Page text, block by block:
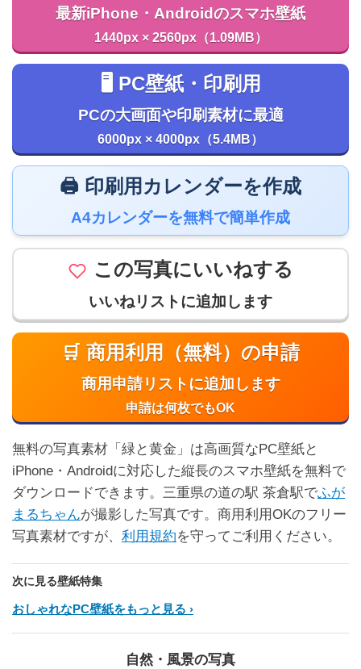
最新iPhone・Androidのスマホ壁紙
1440px × 2560px（1.09MB）
🖥️ PC壁紙・印刷用
PCの大画面や印刷素材に最適
6000px × 4000px（5.4MB）
🖨️ 印刷用カレンダーを作成
A4カレンダーを無料で簡単作成
この写真にいいねする
いいねリストに追加します
🛒 商用利用（無料）の申請
商用申請リストに追加します
申請は何枚でもOK
無料の写真素材「緑と黄金」は高画質なPC壁紙と
iPhone・Androidに対応した縦長のスマホ壁紙を無料で
ダウンロードできます。三重県の道の駅 茶倉駅でふが
まるちゃんが撮影した写真です。商用利用OKのフリー
写真素材ですが、 利用規約を守ってご利用ください。
次に見る壁紙特集
おしゃれなPC壁紙をもっと見る
自然・風景の写真